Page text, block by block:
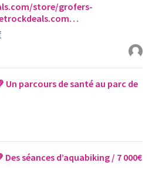
store/grofers-
Un parcours de santé au parc de
Des séances d’aquabiking / 7 000€